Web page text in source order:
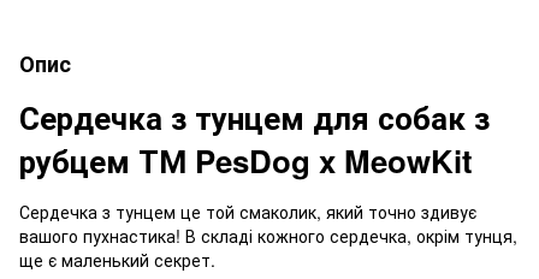
Опис
Сердечка з тунцем для собак з
рубцем ТМ PesDog x MeowKit
Сердечка з тунцем це той смаколик, який точно здивує
вашого пухнастика! В складі кожного сердечка, окрім тунця,
ще є маленький секрет.